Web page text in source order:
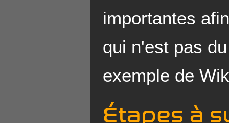
importantes
qui n'est pas
exemple de
Étapes à